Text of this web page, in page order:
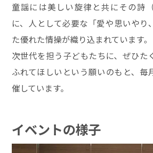
童謡には美しい旋律と共にその詩
に、⼈として必要な「愛や思いやり
た優れた情操が織り込まれています。
次世代を担う⼦どもたちに、ぜひた
ふれてほしいという願いのもと、毎
催しています。
イベントの様子